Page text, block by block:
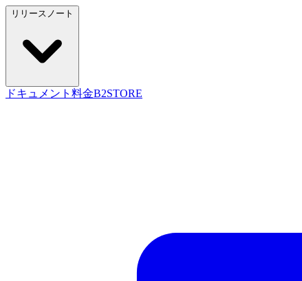
リリースノート
ドキュメント 料金B2STORE